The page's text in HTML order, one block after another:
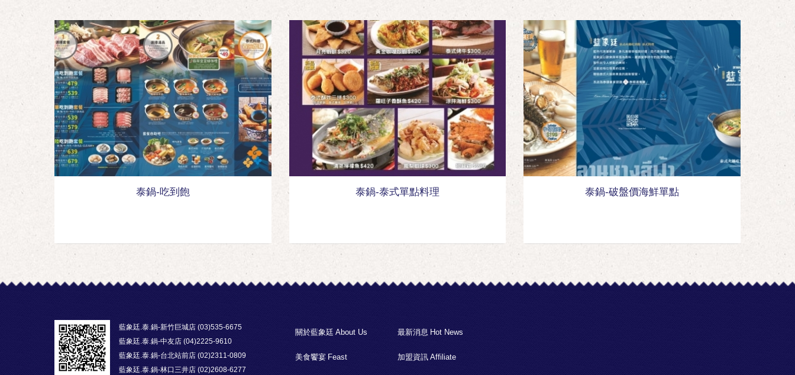
泰鍋-吃到飽 泰鍋-泰式單點料理 泰鍋-破盤價海鮮單點
藍象廷.泰.鍋-新竹巨城店 (03)535-6675
藍象廷.泰.鍋-中友店 (04)2225-9610
藍象廷.泰.鍋-台北站前店 (02)2311-0809
藍象廷.泰.鍋-林口三井店 (02)2608-6277
關於藍象廷 About Us 最新消息 Hot News
美食饗宴 Feast 加盟資訊 Affiliate